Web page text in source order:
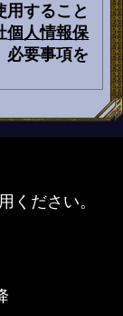
用すること
個人情報保
必要事項を
ください。